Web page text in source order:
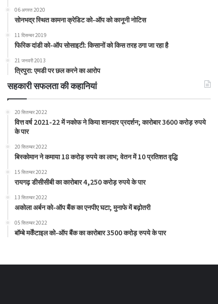
06 अगस्त 2020
सोनभद्र स्थित कामना क्रेडिट को-ऑप को कानूनी नोटिस
11 दिसम्बर 2019
फिरिक दांडी को-ऑप सोसाइटी: किसानों को किस तरह ठगा जा रहा है
21 जनवरी 2013
त्रिपुरा: एमडी पर छल करने का आरोप
सहकारी सफलता की कहानियां
20 सितम्बर 2022
वित्त वर्ष 2021-22 में नकोफ ने किया शानदार प्रदर्शन; कारोबार 3600 करोड़ रुपये
के पार
20 सितम्बर 2022
बिस्कोमान ने कमाया 18 करोड़ रुपये का लाभ; वेतन में 10 प्रतिशत वृद्धि
15 सितम्बर 2022
रायगढ़ डीसीसीबी का कारोबार 4,250 करोड़ रुपये के पार
13 सितम्बर 2022
अकोला अर्बन को-ऑप बैंक का एनपीए घटा; मुनाफे में बढ़ोतरी
05 सितम्बर 2022
बॉम्बे मर्केंटाइल को-ऑप बैंक का कारोबार 3500 करोड़ रुपये के पार